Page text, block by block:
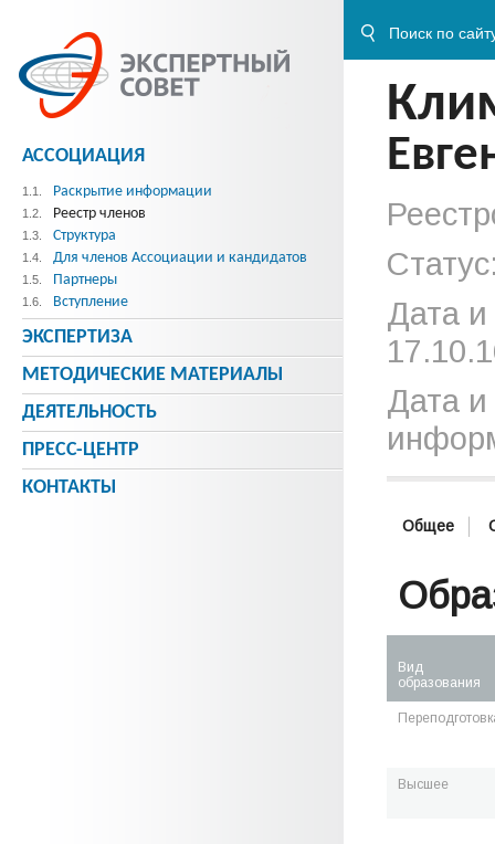
Дата
Дата и
Общее
Вид
образования
Высшее
АССОЦИАЦИЯ
1.1. Раскрытие информации
1.2. Реестр членов
1.3. Структура
1.4. Для членов Ассоциации и кандидатов
1.5. Партнеры
1.6. Вступление
ЭКСПЕРТИЗА
МЕТОДИЧЕСКИE МАТЕРИАЛЫ
ДЕЯТЕЛЬНОСТЬ
ПРЕСС-ЦЕНТР
КОНТАКТЫ